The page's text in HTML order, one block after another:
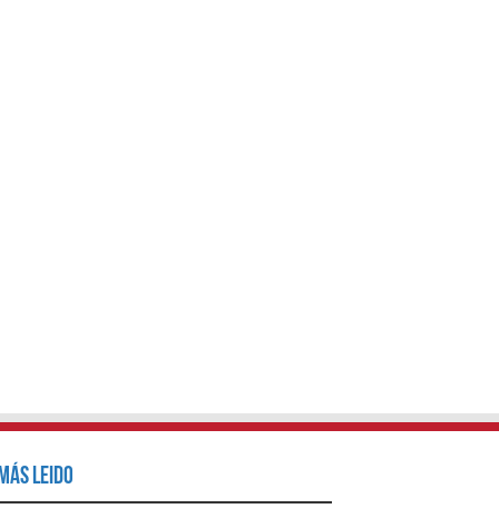
Leido